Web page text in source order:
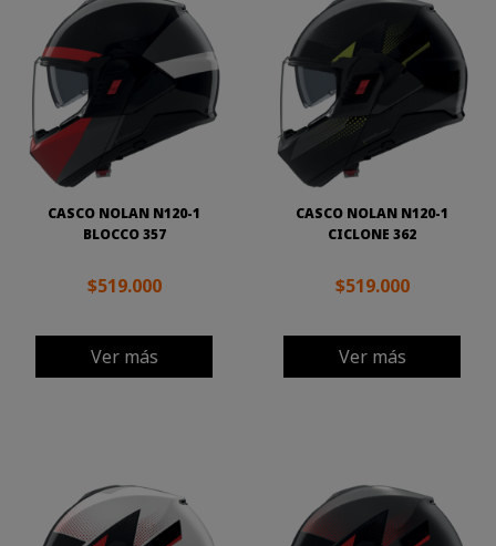
CASCO NOLAN N120-1
BLOCCO 357
$519.000
Ver más
CASCO NOLAN N120-1
CICLONE 362
$519.000
Ver más